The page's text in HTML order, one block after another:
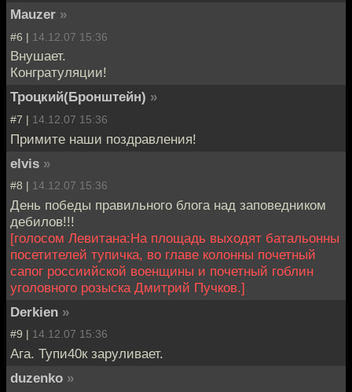
Mauzer »
#6 | 14.12.07 15:36
Внушает.
Конгратуляции!
Троцкий(Бронштейн) »
#7 | 14.12.07 15:36
Примите наши поздравления!
elvis »
#8 | 14.12.07 15:36
День победы правильного блога над заповедником
дебилов!!!
[голосом Левитана:На площадь выходят батальонны
посетителей тупичка, во главе колонны почетный
сапог россиийской военщины и почетный гоблин
уголовного розыска Дмитрий Пучков.]
Derkien »
#9 | 14.12.07 15:36
Ага. Тупи40к заруливает.
duzenko »